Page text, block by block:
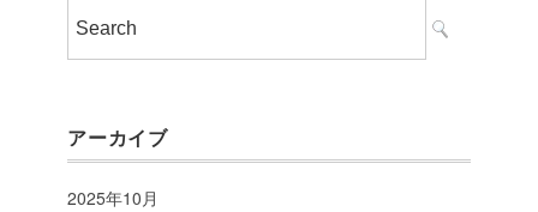
アーカイブ
2025年10月